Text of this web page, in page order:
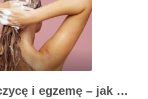
Szampon na łuszczycę i egzemę – jak świadomie dobierać produkty przy wrażliwej skórze głowy?